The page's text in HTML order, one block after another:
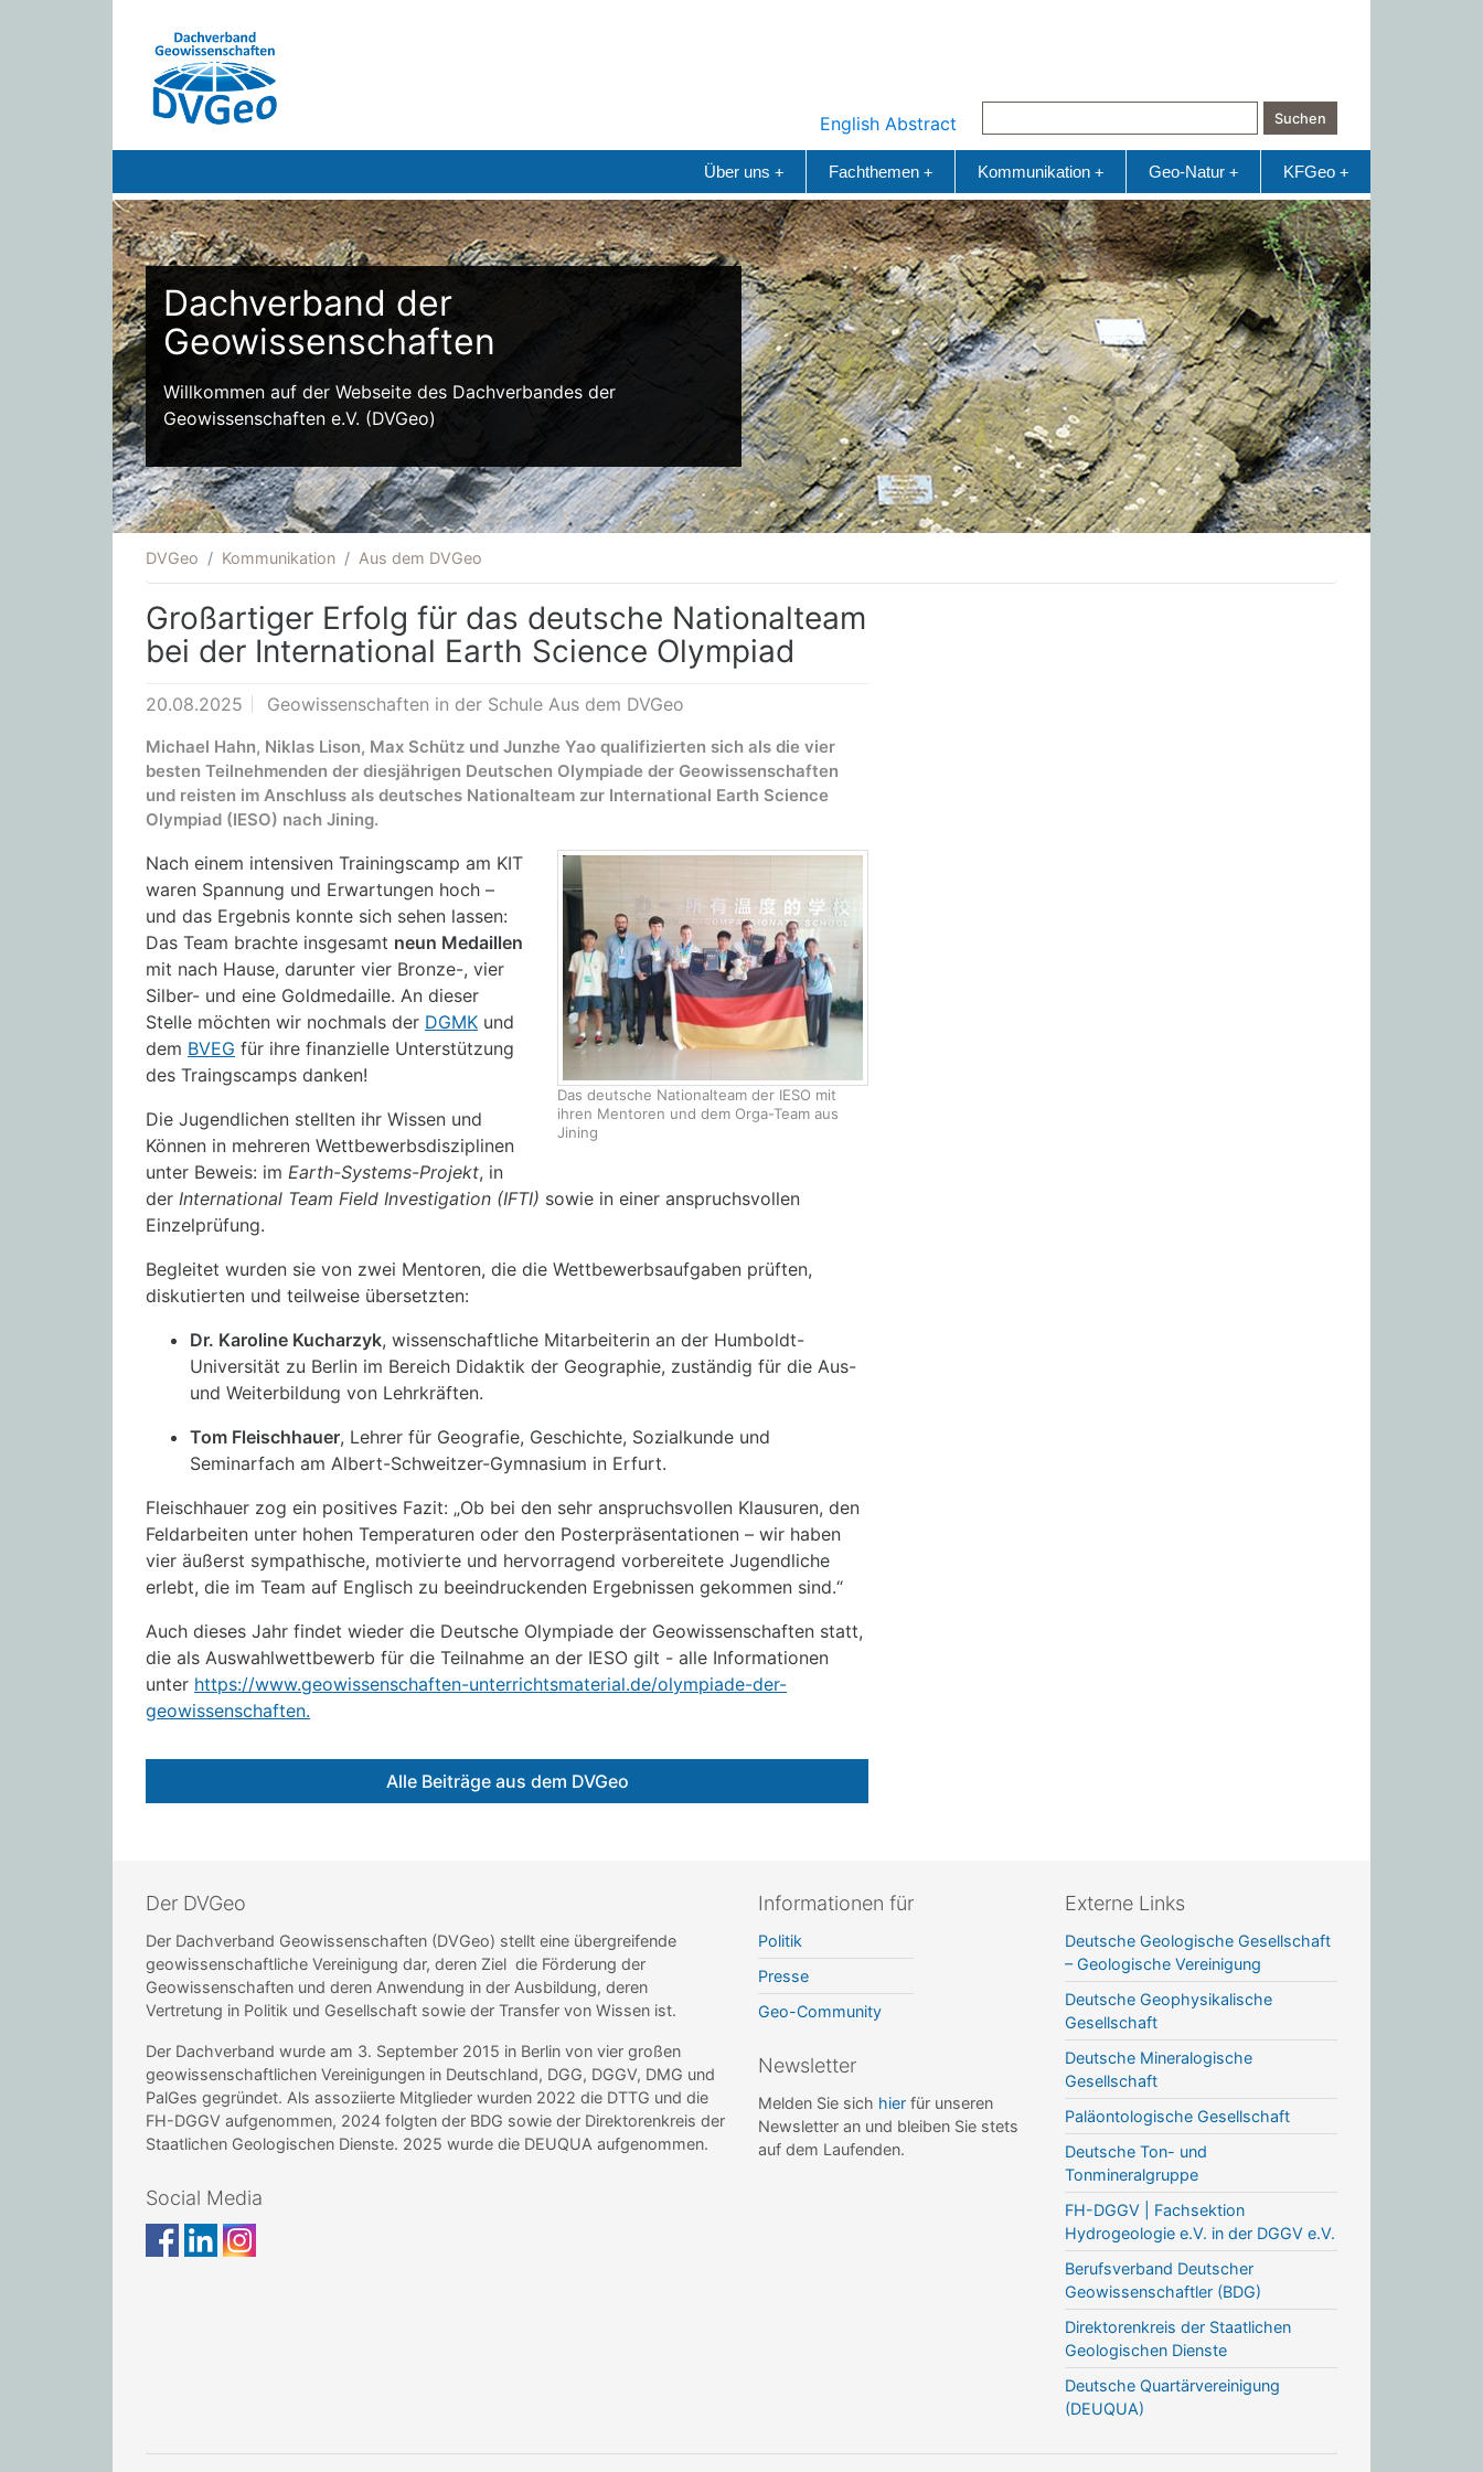
English Abstract Suchen
+
Über uns +
Fachthemen +
Kommunikation +
Geo-Natur +
KFGeo
Dachverband der
Geowissenschaften
Willkommen auf der Webseite des Dachverbandes der
Geowissenschaften e.V. (DVGeo)
DVGeo Kommunikation Aus dem DVGeo
Großartiger Erfolg für das deutsche Nationalteam
bei der International Earth Science Olympiad
20.08.2025 Geowissenschaften in der Schule Aus dem DVGeo
Michael Hahn, Niklas Lison, Max Schütz und Junzhe Yao qualifizierten sich als die vier
besten Teilnehmenden der diesjährigen Deutschen Olympiade der Geowissenschaften
und reisten im Anschluss als deutsches Nationalteam zur International Earth Science
Olympiad (IESO) nach Jining.
Das deutsche Nationalteam der IESO mit
ihren Mentoren und dem Orga-Team aus
Jining
Nach einem intensiven Trainingscamp am KIT
waren Spannung und Erwartungen hoch –
und das Ergebnis konnte sich sehen lassen:
Das Team brachte insgesamt neun Medaillen
mit nach Hause, darunter vier Bronze-, vier
Silber- und eine Goldmedaille. An dieser
Stelle möchten wir nochmals der DGMK und
dem BVEG für ihre finanzielle Unterstützung
des Traingscamps danken!
Die Jugendlichen stellten ihr Wissen und
Können in mehreren Wettbewerbsdisziplinen
unter Beweis: im Earth-Systems-Projekt, in
der International Team Field Investigation (IFTI) sowie in einer anspruchsvollen
Einzelprüfung.
Begleitet wurden sie von zwei Mentoren, die die Wettbewerbsaufgaben prüften,
diskutierten und teilweise übersetzten:
Dr. Karoline Kucharzyk, wissenschaftliche Mitarbeiterin an der Humboldt-
Universität zu Berlin im Bereich Didaktik der Geographie, zuständig für die Aus-
und Weiterbildung von Lehrkräften.
Tom Fleischhauer, Lehrer für Geografie, Geschichte, Sozialkunde und
Seminarfach am Albert-Schweitzer-Gymnasium in Erfurt.
Fleischhauer zog ein positives Fazit: „Ob bei den sehr anspruchsvollen Klausuren, den
Feldarbeiten unter hohen Temperaturen oder den Posterpräsentationen – wir haben
vier äußerst sympathische, motivierte und hervorragend vorbereitete Jugendliche
erlebt, die im Team auf Englisch zu beeindruckenden Ergebnissen gekommen sind.“
Auch dieses Jahr findet wieder die Deutsche Olympiade der Geowissenschaften statt,
die als Auswahlwettbewerb für die Teilnahme an der IESO gilt - alle Informationen
unter https://www.geowissenschaften-unterrichtsmaterial.de/olympiade-der-
geowissenschaften.
Alle Beiträge aus dem DVGeo
Der DVGeo
Der Dachverband Geowissenschaften (DVGeo) stellt eine übergreifende
geowissenschaftliche Vereinigung dar, deren Ziel die Förderung der
Geowissenschaften und deren Anwendung in der Ausbildung, deren
Vertretung in Politik und Gesellschaft sowie der Transfer von Wissen ist.
Der Dachverband wurde am 3. September 2015 in Berlin von vier großen
geowissenschaftlichen Vereinigungen in Deutschland, DGG, DGGV, DMG und
PalGes gegründet. Als assoziierte Mitglieder wurden 2022 die DTTG und die
FH-DGGV aufgenommen, 2024 folgten der BDG sowie der Direktorenkreis der
Staatlichen Geologischen Dienste. 2025 wurde die DEUQUA aufgenommen.
Social Media
Informationen für
Politik
Presse
Geo-Community
Newsletter
Melden Sie sich hier für unseren
Newsletter an und bleiben Sie stets
auf dem Laufenden.
Externe Links
Deutsche Geologische Gesellschaft
– Geologische Vereinigung
Deutsche Geophysikalische
Gesellschaft
Deutsche Mineralogische
Gesellschaft
Paläontologische Gesellschaft
Deutsche Ton- und
Tonmineralgruppe
FH-DGGV | Fachsektion
Hydrogeologie e.V. in der DGGV e.V.
Berufsverband Deutscher
Geowissenschaftler (BDG)
Direktorenkreis der Staatlichen
Geologischen Dienste
Deutsche Quartärvereinigung
(DEUQUA)